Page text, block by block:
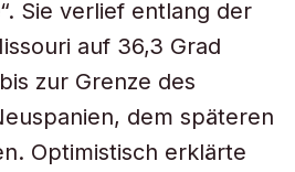
Sie verlief entlang der
auf 36,3 Grad
zur Grenze des
dem späteren
Optimistisch erklärte